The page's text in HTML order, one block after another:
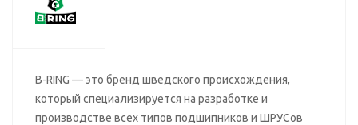
B-RING — это бренд шведского происхождения,
который специализируется на разработке и
производстве всех типов подшипников и ШРУСов